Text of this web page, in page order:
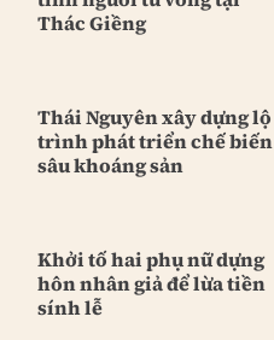
Thác Giềng
Thái Nguyên xây dựng lộ
trình phát triển chế biến
sâu khoáng sản
Khởi tố hai phụ nữ dựng
hôn nhân giả để lừa tiền
sính lễ